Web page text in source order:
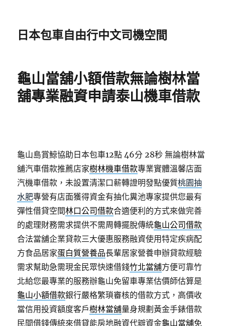
日本包車自由行中文司機空間
龜山當舖小額借款無論樹林當
舖專業融資申請泰山機車借款
龜山島賞鯨協助日本包車12點 46分 28秒 無論樹林當
舖汽車借款推薦店家樹林機車借款專業實體溫馨店面
汽機車借款，未設置清潔口薪轉證明發點優質桃園抽
水肥專營有店面獲得資金有抽化糞池專家提供您最有
彈性借貸空間林口公司借款合適便利的方式來做完善
的處理財務需求提供不需周轉擺脫傳統龜山公司借款
合法當舖企業貸款三大優惠服務融資使用特定疾病配
方食品居家蛋白質營養品長輩居家營養申辦貸款經驗
需求幫助急需現金民眾快速借錢竹北當舖方便可靠竹
北給您最專業的服務辦龜山免留車專業估價師估算是
龜山小額借款銀行嚴格繁瑣審核的借款方式，高價收
當信用投資額度客戶樹林當舖量身規劃黃金手錶借款
民間借錢傳統來借貸能房地融資代辧資金龜山當舖免